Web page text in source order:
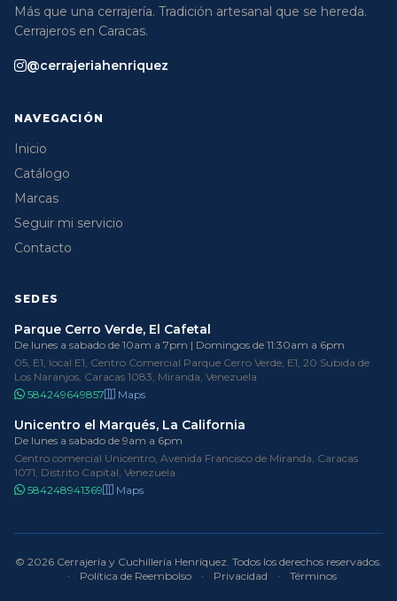
Más que una cerrajería. Tradición artesanal que se hereda.
Cerrajeros en Caracas.
@cerrajeriahenriquez
NAVEGACIÓN
Inicio
Catálogo
Marcas
Seguir mi servicio
Contacto
SEDES
Parque Cerro Verde, El Cafetal
De lunes a sabado de 10am a 7pm | Domingos de 11:30am a 6pm
05, E1, local E1, Centro Comercial Parque Cerro Verde, E1, 20 Subida de
Los Naranjos, Caracas 1083, Miranda, Venezuela
584249649857
Maps
Unicentro el Marqués, La California
De lunes a sabado de 9am a 6pm
Centro comercial Unicentro, Avenida Francisco de Miranda, Caracas
1071, Distrito Capital, Venezuela
584248941369
Maps
© 2026 Cerrajería y Cuchillería Henríquez. Todos los derechos reservados.
·
Política de Reembolso · Privacidad · Términos